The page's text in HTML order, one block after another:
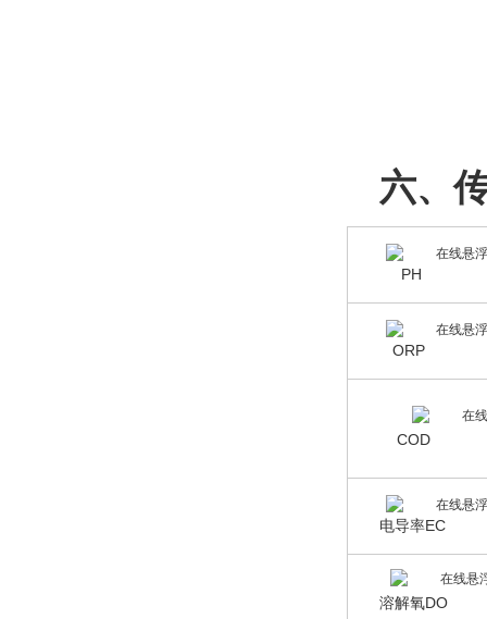
六、
PH
ORP
COD
电导率EC
溶解氧DO